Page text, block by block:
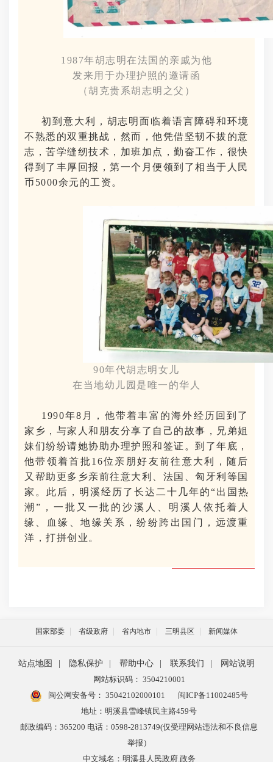
1987年胡志明在法国的亲戚为他
发来用于办理护照的邀请函
（胡克贵系胡志明之父）
初到意大利，胡志明面临着语言障碍和环境
不熟悉的双重挑战，然而，他凭借坚韧不拔的意
志，苦学缝纫技术，加班加点，勤奋工作，很快
得到了丰厚回报，第一个月便领到了相当于人民
币5000余元的工资。
90年代胡志明女儿
在当地幼儿园是唯一的华人
1990年8月，他带着丰富的海外经历回到了
家乡，与家人和朋友分享了自己的故事，兄弟姐
妹们纷纷请她协助办理护照和签证。到了年底，
他带领着首批16位亲朋好友前往意大利，随后
又帮助更多乡亲前往意大利、法国、匈牙利等国
家。此后，明溪经历了长达二十几年的“出国热
潮”，一批又一批的沙溪人、明溪人依托着人
缘、血缘、地缘关系，纷纷跨出国门，远渡重
洋，打拼创业。
国家部委 省级政府 省内地市 三明县区 新闻媒体
站点地图 | 隐私保护 | 帮助中心 | 联系我们 |
网站说明
网站标识码： 3504210001
闽公网安备号： 35042102000101
闽ICP备11002485号
地址：明溪县雪峰镇民主路459号
邮政编码：365200 电话：0598-2813749(仅受理网站违法和不良信息
举报）
中文域名：明溪县人民政府.政务